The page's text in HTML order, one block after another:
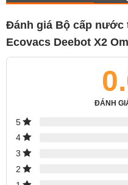
Omni, giúp robot luôn
tự động loại bỏ nước
không cần can thiệp thủ
Đánh giá Bộ cấp
Ecovacs Deebot X2
ĐÁNH
5
4
3
2